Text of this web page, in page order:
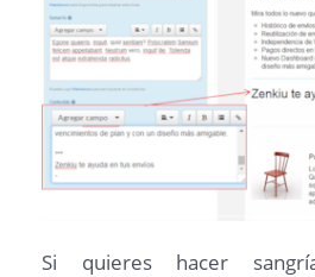
Si quieres hacer